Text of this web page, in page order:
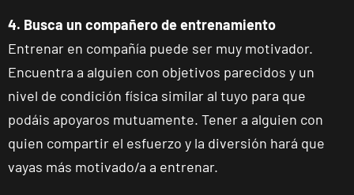
ENCUENTRATU
4. Busca un compañero de entrenamiento
Entrenar en compañía puede ser muy motivador.
Encuentra a alguien con objetivos parecidos y un
nivel de condición física similar al tuyo para que
podáis apoyaros mutuamente. Tener a alguien con
quien compartir el esfuerzo y la diversión hará que
vayas más motivado/a a entrenar.